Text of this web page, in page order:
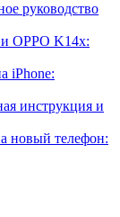
руководство
OPPO K14x:
iPhone:
инструкция и
новый телефон: